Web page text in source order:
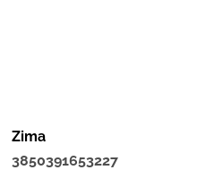
Zima
3850391653227